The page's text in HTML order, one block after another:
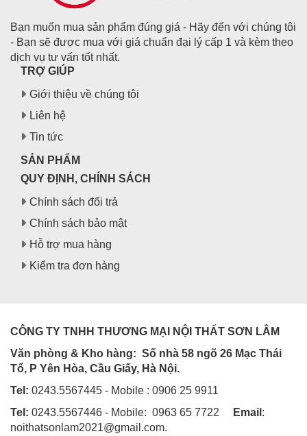
Bạn muốn mua sản phẩm đúng giá - Hãy đến với chúng tôi
- Bạn sẽ được mua với giá chuẩn đại lý cấp 1 và kèm theo
dịch vụ tư vấn tốt nhất.
TRỢ GIÚP
Giới thiệu về chúng tôi
Liên hệ
Tin tức
SẢN PHẨM
QUY ĐỊNH, CHÍNH SÁCH
Chính sách đổi trả
Chính sách bảo mật
Hỗ trợ mua hàng
Kiểm tra đơn hàng
CÔNG TY TNHH THƯƠNG MẠI NỘI THẤT SƠN LÂM
Văn phòng & Kho hàng: Số nhà 58 ngõ 26 Mạc Thái
Tổ, P Yên Hòa, Cầu Giấy, Hà Nội.
Tel: 0243.5567445 - Mobile : 0906 25 9911
Tel: 0243.5567446 - Mobile: 0963 65 7722 Email :
noithatsonlam2021@gmail.com.